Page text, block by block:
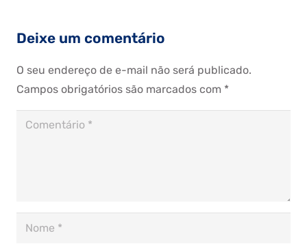
Deixe um comentário
O seu endereço de e-mail não será publicado.
Campos obrigatórios são marcados com *